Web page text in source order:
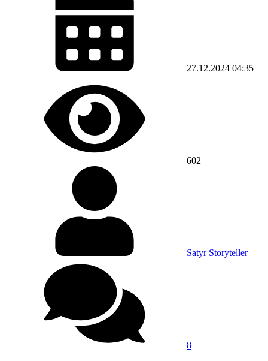
27.12.2024 04:35
602
Satyr Storyteller
8